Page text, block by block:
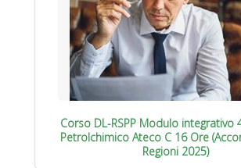
Corso DL-RSPP Modulo integrativo
Petrolchimico Ateco C 16 Ore
Regioni 2025)